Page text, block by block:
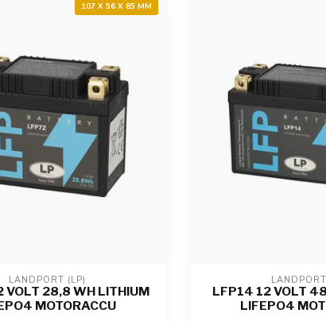
107 X 56 X 85 MM
LANDPORT (LP)
VOLT 28,8 WH LITHIUM
MOTORACCU
LFP14 12 VOLT
LIFEPO4